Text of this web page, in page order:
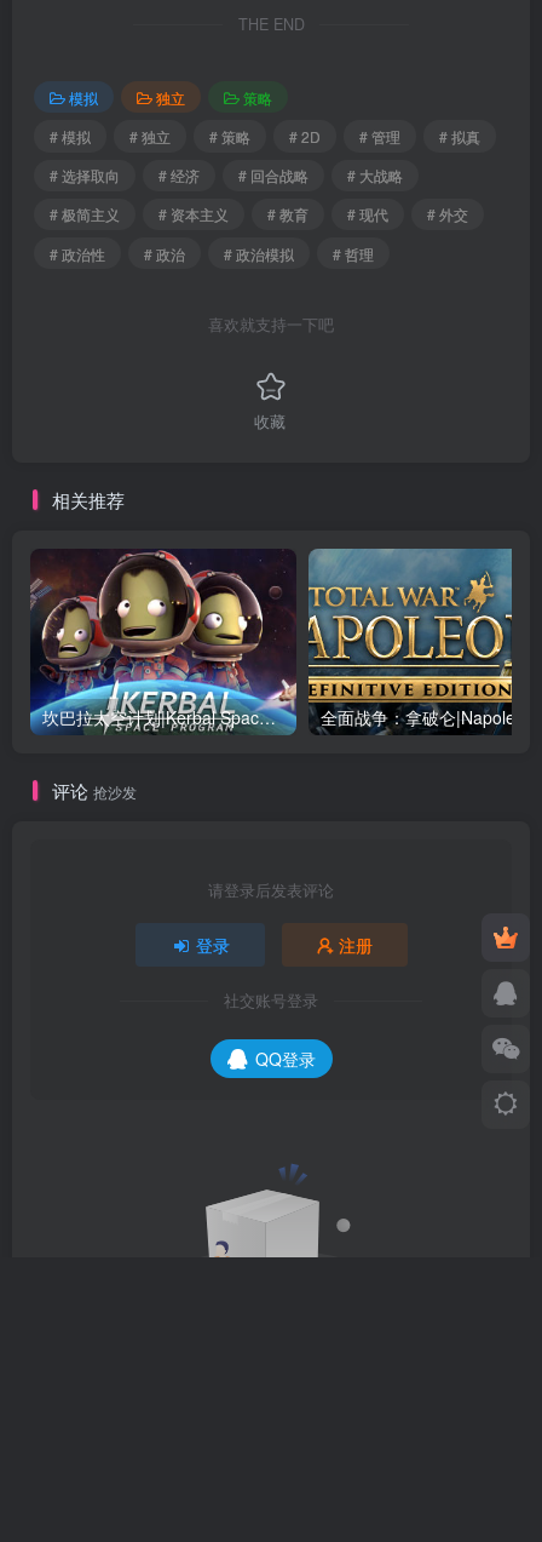
THE END
模拟 独立
策略
# 模拟
# 独立 # 策略 # 2D # 管理
# 拟真
# 选择取向
# 经济 # 回合战略
# 大战略
# 极简主义
# 资本主义 # 教育 # 现代
# 外交
# 政治性
# 政治 # 政治模拟 # 哲理
喜欢就支持一下吧
收藏
相关推荐
坎巴拉太空计划|Kerbal Space Program|1.12.5.3190|整合全DLC
评论 抢沙发
请登录后发表评论
登录 注册
社交账号登录
QQ登录